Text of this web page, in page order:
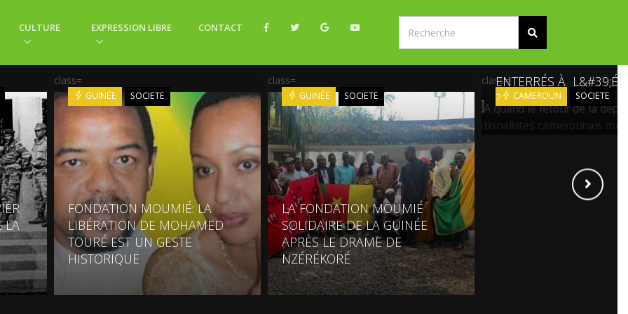
CULTURE EXPRESSION LIBRE CONTACT
LA
class=
GUINÉE SOCIETE
FONDATION MOUMIÉ: LA
LIBÉRATION DE MOHAMED
TOURÉ EST UN GESTE
HISTORIQUE
class=
GUINÉE SOCIETE
LA FONDATION MOUMIÉ
SOLIDAIRE DE LA GUINÉE
APRÈS LE DRAME DE
NZÉRÉKORÉ
class=
CAMEROUN SOCIETE
A QUAND LE RETOUR
DÉPOUILLE DES
NATIONALISTES
CAMEROUNAIS
ENTERRÉS À
?